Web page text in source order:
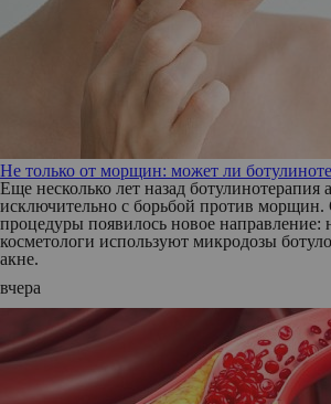
Не только от морщин: может ли
Еще несколько лет назад ботулинотерапия
исключительно с борьбой против морщин.
процедуры появилось новое направление:
косметологи используют микродозы
акне.
вчера